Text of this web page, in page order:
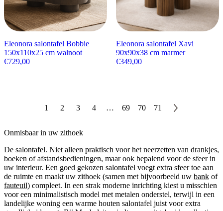
Eleonora salontafel Bobbie
150x110x25 cm walnoot
€729,00
Eleonora salontafel Xavi
90x90x38 cm marmer
€349,00
1 2 3 4 … 69 70 71
Onmisbaar in uw zithoek
De salontafel. Niet alleen praktisch voor het neerzetten van drankjes,
boeken of afstandsbedieningen, maar ook bepalend voor de sfeer in
uw interieur. Een goed gekozen salontafel voegt extra sfeer toe aan
de ruimte en maakt uw zithoek (samen met bijvoorbeeld uw bank of
fauteuil) compleet. In een strak moderne inrichting kiest u misschien
voor een minimalistisch model met metalen onderstel, terwijl in een
landelijke woning een warme houten salontafel juist voor extra